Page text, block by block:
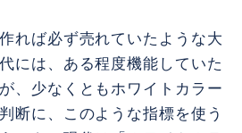
れば必ず売れていたような大
には、ある程度機能していた
、少なくともホワイトカラー
断に、このような指標を使う